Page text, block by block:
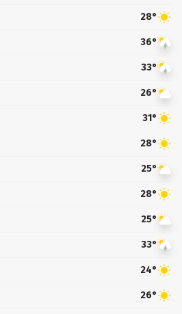
28°
36°
33°
26°
31°
28°
25°
28°
25°
33°
24°
26°